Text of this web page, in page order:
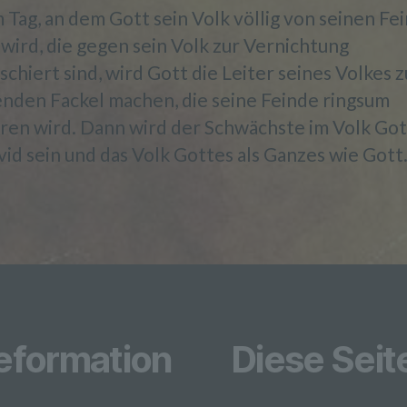
Tag, an dem Gott sein Volk völlig von seinen
die gegen sein Volk zur Vernichtung
sind, wird Gott die Leiter seines Volkes
Fackel machen, die seine Feinde ringsum
wird. Dann wird der Schwächste im Volk
sein und das Volk Gottes als Ganzes wie Gott.
Diese
Vorgangsreihe im Zusammenhang mit
Daten wie das Erheben, das Erfassen, die Organisation,
Ordnen, die Speicherung, die Anpassung oder
das Auslesen, das Abfragen, die Verwendung, die
Offenlegung durch Übermittlung, Verbreitung oder eine
andere Form der Bereitstellung, den Abgleich oder die
Verknüpfung, die Einschränkung, das Löschen oder die
Vernichtung.